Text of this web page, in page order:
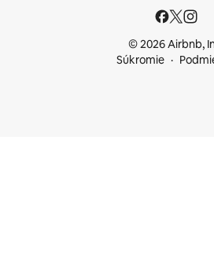
© 2026 Airbnb,
Súkromie